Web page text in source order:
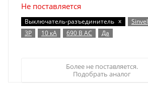
Не поставляется
Выключатель-разъединитель x Sinvel
3P
10 кА 690 В AC Да
Более не поставляется.
Подобрать аналог